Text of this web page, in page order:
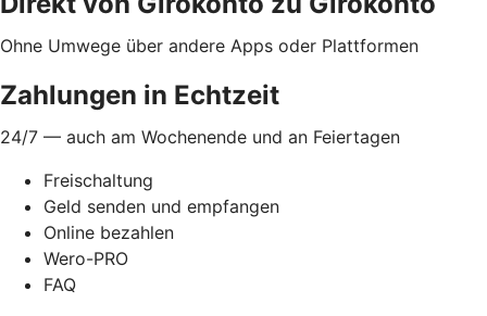
Ohne Umwege über andere Apps oder Plattformen
Zahlungen in Echtzeit
24/7 — auch am Wochenende und an Feiertagen
Freischaltung
Geld senden und empfangen
Online bezahlen
Wero-PRO
FAQ